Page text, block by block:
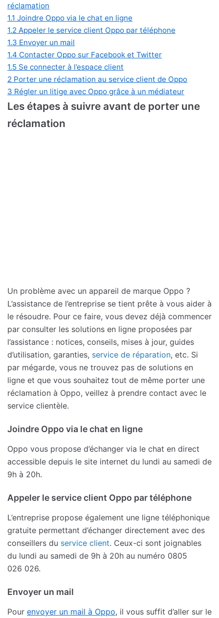
réclamation
1.1 Joindre Oppo via le chat en ligne
1.2 Appeler le service client Oppo par téléphone
1.3 Envoyer un mail
1.4 Contacter Oppo sur Facebook et Twitter
1.5 Se connecter à l’espace client
2 Porter une réclamation au service client de Oppo
3 Régler un litige avec Oppo grâce à un médiateur
Les étapes à suivre avant de porter une
réclamation
Un problème avec un appareil de marque Oppo ?
L’assistance de l’entreprise se tient prête à vous aider à
le résoudre. Pour ce faire, vous devez déjà commencer
par consulter les solutions en ligne proposées par
l’assistance : notices, conseils, mises à jour, guides
d’utilisation, garanties, service de réparation, etc. Si
par mégarde, vous ne trouvez pas de solutions en
ligne et que vous souhaitez tout de même porter une
réclamation à Oppo, veillez à prendre contact avec le
service clientèle.
Joindre Oppo via le chat en ligne
Oppo vous propose d’échanger via le chat en direct
accessible depuis le site internet du lundi au samedi de
9h à 20h.
Appeler le service client Oppo par téléphone
L’entreprise propose également une ligne téléphonique
gratuite permettant d’échanger directement avec des
conseillers du service client. Ceux-ci sont joignables
du lundi au samedi de 9h à 20h au numéro 0805
026 026.
Envoyer un mail
Pour envoyer un mail à Oppo, il vous suffit d’aller sur le